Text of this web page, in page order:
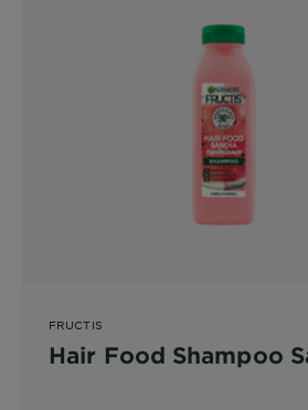
FRUCTIS
Hair Food Shampoo